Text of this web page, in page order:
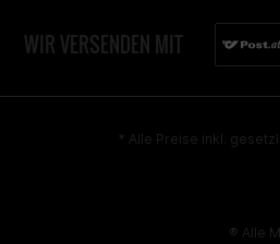
WIR VERSENDEN MIT
* Alle Preise inkl.
® Alle